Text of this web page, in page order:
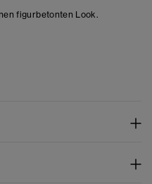
figurbetonten Look.